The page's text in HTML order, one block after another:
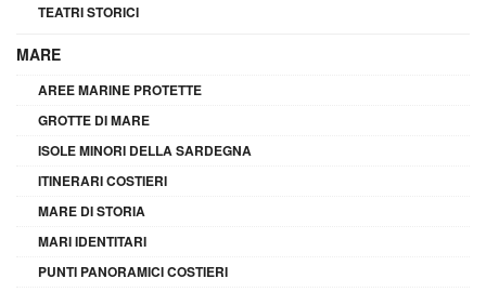
TEATRI STORICI
MARE
AREE MARINE PROTETTE
GROTTE DI MARE
ISOLE MINORI DELLA SARDEGNA
ITINERARI COSTIERI
MARE DI STORIA
MARI IDENTITARI
PUNTI PANORAMICI COSTIERI